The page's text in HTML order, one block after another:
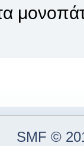
SMF ©